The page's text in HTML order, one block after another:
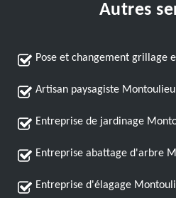
Autres
Pose et changement grillage
Artisan paysagiste Montoulieu
Entreprise de jardinage
Entreprise abattage d'arbre
Entreprise d'élagage